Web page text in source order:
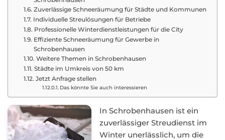
Zuverlässige Schneeräumung für Städte und Kommunen
Individuelle Streulösungen für Betriebe
Professionelle Winterdienstleistungen für die City
Effiziente Schneeräumung für Gewerbe in
Schrobenhausen
Weitere Themen in Schrobenhausen
Städte im Umkreis von 50 km
Jetzt Anfrage stellen
Das könnte Sie auch interessieren
In Schrobenhausen ist ein
zuverlässiger Streudienst im
Winter unerlässlich, um die